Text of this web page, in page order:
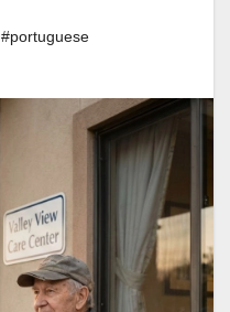
#portuguese